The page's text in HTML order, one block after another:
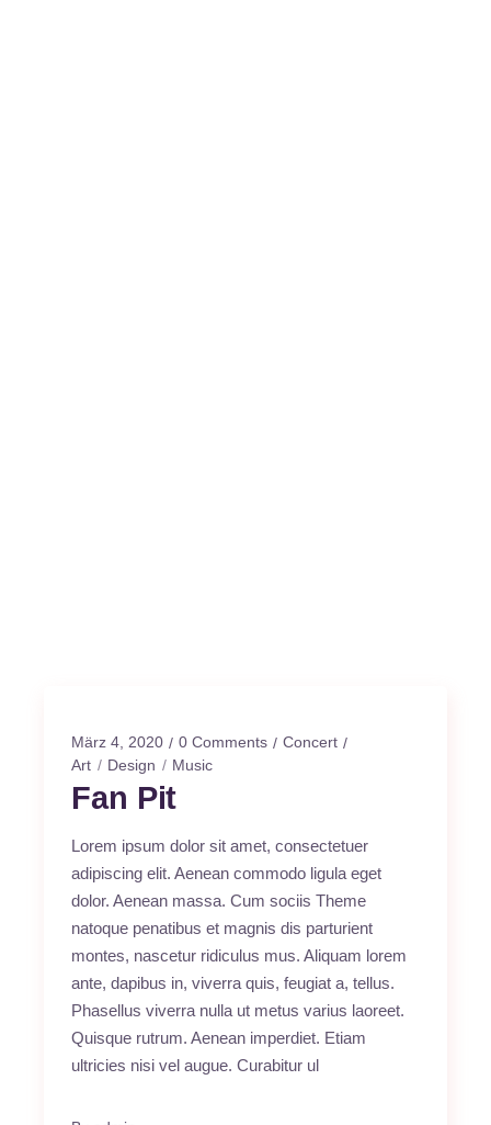
März 4, 2020 0 Comments
Concert
Art
Design Music
Fan Pit
Lorem ipsum dolor sit amet, consectetuer
adipiscing elit. Aenean commodo ligula eget
dolor. Aenean massa. Cum sociis Theme
natoque penatibus et magnis dis parturient
montes, nascetur ridiculus mus. Aliquam lorem
ante, dapibus in, viverra quis, feugiat a, tellus.
Phasellus viverra nulla ut metus varius laoreet.
Quisque rutrum. Aenean imperdiet. Etiam
ultricies nisi vel augue. Curabitur ul